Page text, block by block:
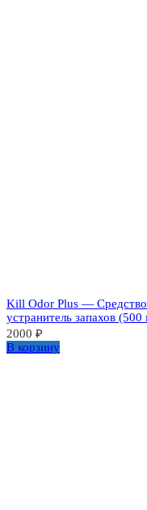
Kill Odor Plus — Средство
устранитель запахов (500
2000 ₽
В корзину